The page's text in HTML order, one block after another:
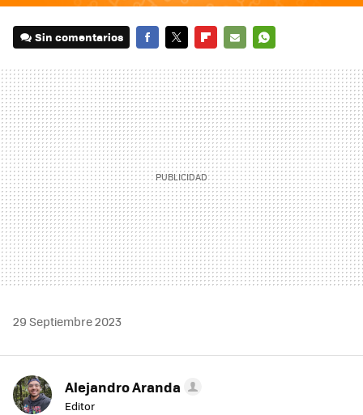
Sin comentarios
MAIL
29 Septiembre 2023
Alejandro Aranda
Editor